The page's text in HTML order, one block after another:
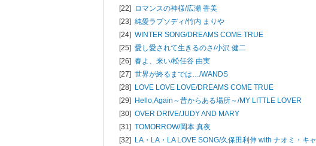
[22] ロマンスの神様/広瀬 香美
[23] 純愛ラプソディ/竹内 まりや
[24] WINTER SONG/DREAMS COME TRUE
[25] 愛し愛されて生きるのさ/小沢 健二
[26] 春よ、来い/松任谷 由実
[27] 世界が終るまでは…/WANDS
[28] LOVE LOVE LOVE/DREAMS COME TRUE
[29] Hello,Again～昔からある場所～/MY LITTLE LOVER
[30] OVER DRIVE/JUDY AND MARY
[31] TOMORROW/岡本 真夜
[32] LA・LA・LA LOVE SONG/久保田利伸 with ナオミ・キャ